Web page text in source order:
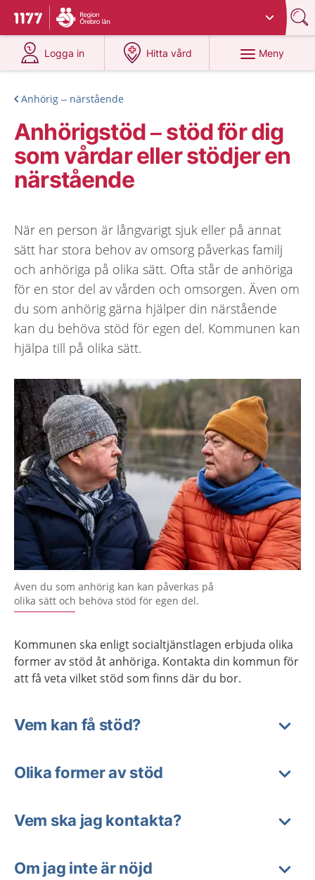
Till startsidan för 1177
Du har valt region
Logga in
på 1177.se
Hitta vård
på 1177.se
Meny
Anhörig – närstående
Anhörigstöd – stöd för dig
som vårdar eller stödjer en
närstående
När en person är långvarigt sjuk eller på annat
sätt har stora behov av omsorg påverkas familj
och anhöriga på olika sätt. Ofta står de anhöriga
för en stor del av vården och omsorgen. Även om
du som anhörig gärna hjälper din närstående
kan du behöva stöd för egen del. Kommunen kan
hjälpa till på olika sätt.
Även du som anhörig kan kan påverkas på
olika sätt och behöva stöd för egen del.
Kommunen ska enligt socialtjänstlagen erbjuda olika
former av stöd åt anhöriga. Kontakta din kommun för
att få veta vilket stöd som finns där du bor.
Vem kan få stöd?
Olika former av stöd
Vem ska jag kontakta?
Om jag inte är nöjd